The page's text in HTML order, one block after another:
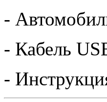
-
- Кабель
-